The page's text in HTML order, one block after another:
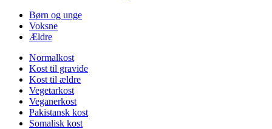
Børn og unge
Voksne
Ældre
Normalkost
Kost til gravide
Kost til ældre
Vegetarkost
Veganerkost
Pakistansk kost
Somalisk kost